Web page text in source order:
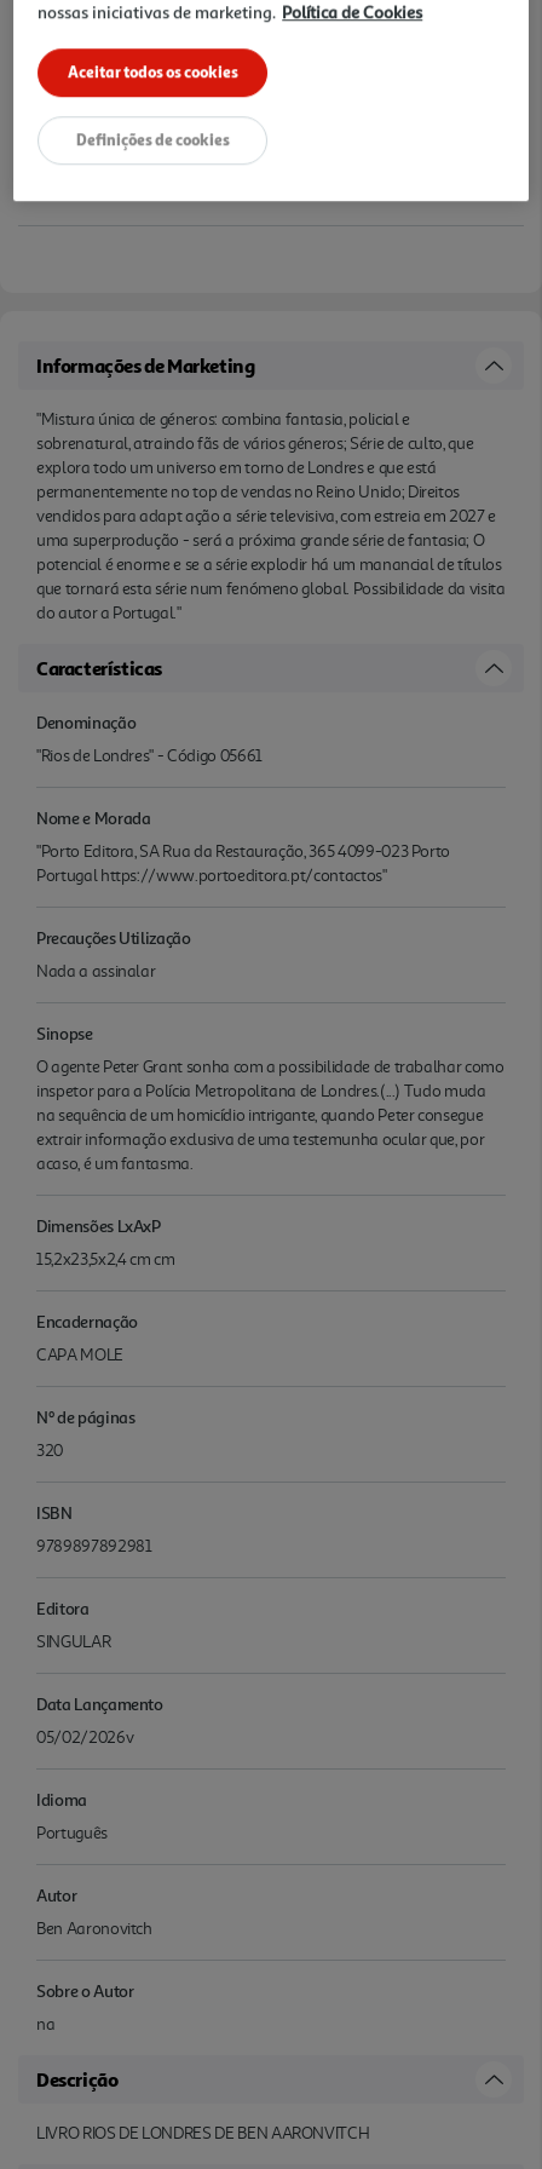
autor a Portugal."
Informações de Marketing
"Mistura única de géneros: combina fantasia, policial e
sobrenatural, atraindo fãs de vários géneros; Série de culto, que
explora todo um universo em torno de Londres e que está
permanentemente no top de vendas no Reino Unido; Direitos
vendidos para adapt ação a série televisiva, com estreia em 2027 e
uma superprodução - será a próxima grande série de fantasia; O
potencial é enorme e se a série explodir há um manancial de títulos
que tornará esta série num fenómeno global. Possibilidade da visita
do autor a Portugal."
Características
Denominação
"Rios de Londres" - Código 05661
Nome e Morada
"Porto Editora, SA Rua da Restauração, 365 4099-023 Porto
Portugal https://www.portoeditora.pt/contactos"
Precauções Utilização
Nada a assinalar
Sinopse
O agente Peter Grant sonha com a possibilidade de trabalhar como
inspetor para a Polícia Metropolitana de Londres.(...) Tudo muda
na sequência de um homicídio intrigante, quando Peter consegue
extrair informação exclusiva de uma testemunha ocular que, por
acaso, é um fantasma.
Dimensões LxAxP
15,2x23,5x2,4 cm cm
Encadernação
CAPA MOLE
Nº de páginas
320
ISBN
9789897892981
Editora
SINGULAR
Data Lançamento
05/02/2026v
Idioma
Português
Autor
Ben Aaronovitch
Sobre o Autor
na
Descrição
LIVRO RIOS DE LONDRES DE BEN AARONVITCH
nossas iniciativas de marketing. Política de Cookies
Aceitar todos os cookies
Definições de cookies